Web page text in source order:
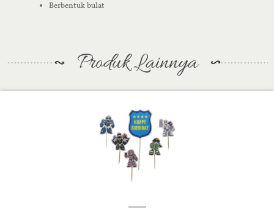
Berbentuk bulat
Produk Lainnya